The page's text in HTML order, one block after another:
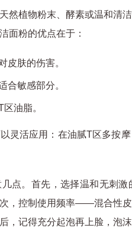
然植物粉末、酵素或温和清
面粉的优点在于：
皮肤的伤害。
合敏感部分。
油脂。
灵活应用：在油腻T区多按
点。首先，选择温和无刺
，控制使用频率——混合性
，记得充分起泡再上脸，泡